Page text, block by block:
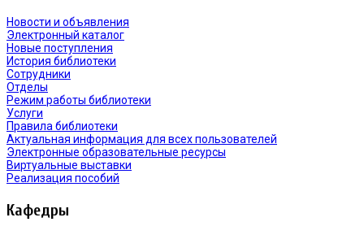
Новости и объявления
Электронный каталог
Новые поступления
История библиотеки
Сотрудники
Отделы
Режим работы библиотеки
Услуги
Правила библиотеки
Актуальная информация для всех пользователей
Электронные образовательные ресурсы
Виртуальные выставки
Реализация пособий
Кафедры